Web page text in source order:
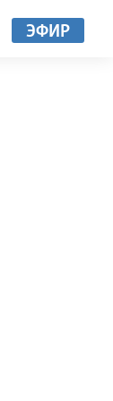
ЭФИР